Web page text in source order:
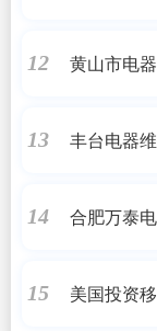
12 黄山市电
13 丰台电器
14 合肥万泰
15 美国投资